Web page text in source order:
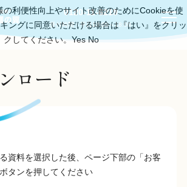
0120-11-6219
受付時間：平日10:00～18:00
ロード
資料を選択した後、ページ下部の「お客
タンを押してください
の利便性向上やサイト改善のためにCookieを使
ングに同意いただける場合は『はい』をクリッ
クしてください。Yes No